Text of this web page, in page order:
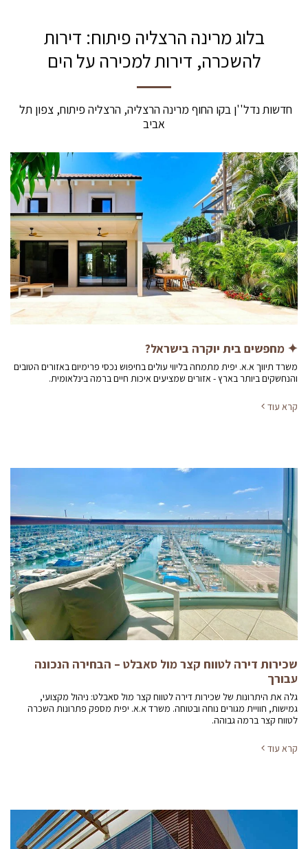
בלוג מרינה הרצליה פיתוח: דירות
להשכרה, דירות למכירה על הים
חדשות נדל''ן בקו החוף מרינה הרצליה, הרצליה פיתוח, צפון תל
אביב
✦ מחפשים בית יוקרה בישראל?
משרד תיווך א.א. יפית מתמחה בליווי עולים בחיפוש נכסי פרימיום באזורים הטובים
והנחשקים ביותר בארץ - אזורים שמציעים איכות חיים ברמה בינלאומית.
קרא עוד
שכירות דירה לטווח קצר מול סאבלט – הבחירה הנכונה
עבורך
גלה את היתרונות של שכירות דירה לטווח קצר מול סאבלט: ניהול מקצועי,
גמישות, חוויית מגורים נוחה ובטוחה. משרד א.א. יפית מספק פתרונות השכרה
לטווח קצר ברמה גבוהה.
קרא עוד